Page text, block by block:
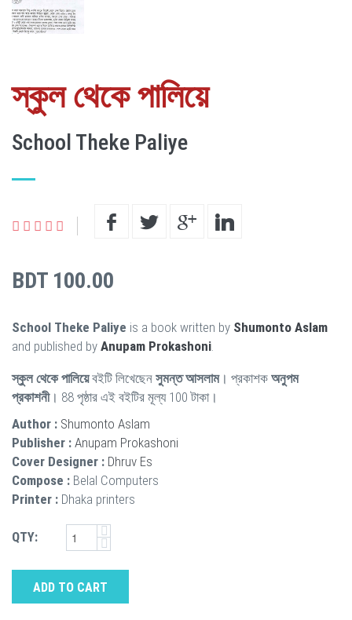
স্কুল থেকে পালিয়ে
School Theke Paliye
BDT 100.00
School Theke Paliye is a book written by Shumonto Aslam
and published by Anupam Prokashoni
স্কুল থেকে পালিয়েবইটি লিখেছেন সুমন্ত আসলাম। প্রকাশক অনুপম
প্রকাশনী। 88 পৃষ্ঠার এই বইটির মূল্য 100 টাকা।
Author : Shumonto Aslam
Publisher : Anupam Prokashoni
Cover Designer : Dhruv Es
Compose : Belal Computers
Printer : Dhaka printers
QTY:
ADD TO CART